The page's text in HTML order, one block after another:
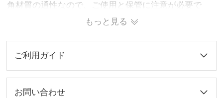
角材質の通性なので、ご使用と保管に注意が必要で
もっと見る
ご利用ガイド
お問い合わせ